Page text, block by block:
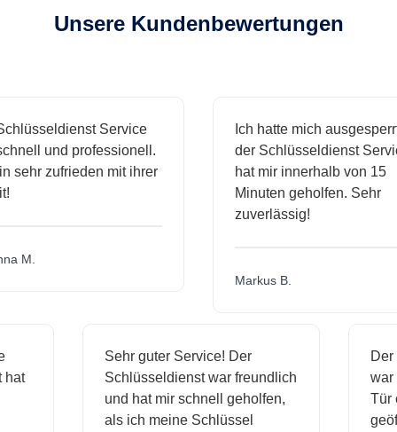
Unsere Kundenbewertungen
Service
und professionell.
zufrieden mit ihrer
M.
Ich hatte mich ausgesperrt
der Schlüsseldienst
hat mir innerhalb von 15
Minuten geholfen. Sehr
zuverlässig!
Markus B.
hat
Sehr guter Service! Der
Schlüsseldienst war freundlich
und hat mir schnell geholfen,
als ich meine Schlüssel